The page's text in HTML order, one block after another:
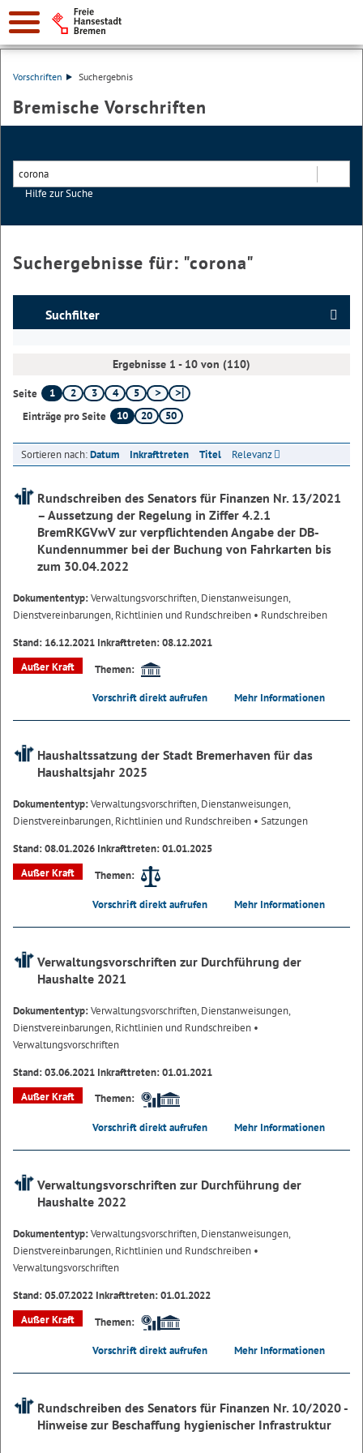
Vorschriften Suchergebnis
Bremische Vorschriften
Hilfe zur Suche
Suchergebnisse für: "corona"
Suchfilter
Ergebnisse 1 - 10 von (110)
Seite 1 2 3 4
5
Einträge pro Seite
10 20 50
Sortieren nach:Datum Inkrafttreten Titel Relevanz
Rundschreiben des Senators für Finanzen Nr. 13/2021
– Aussetzung der Regelung in Ziffer 4.2.1
BremRKGVwV zur verpflichtenden Angabe der DB-
Kundennummer bei der Buchung von Fahrkarten bis
zum 30.04.2022
Dokumententyp:Verwaltungsvorschriften, Dienstanweisungen,
Dienstvereinbarungen, Richtlinien und Rundschreiben • Rundschreiben
Stand: 16.12.2021 Inkrafttreten: 08.12.2021
Außer Kraft
Themen:
Vorschrift direkt aufrufen Mehr Informationen
Haushaltssatzung der Stadt Bremerhaven für das
Haushaltsjahr 2025
Dokumententyp:Verwaltungsvorschriften, Dienstanweisungen,
Dienstvereinbarungen, Richtlinien und Rundschreiben • Satzungen
Stand: 08.01.2026 Inkrafttreten: 01.01.2025
Außer Kraft
Themen:
Vorschrift direkt aufrufen Mehr Informationen
Verwaltungsvorschriften zur Durchführung der
Haushalte 2021
Dokumententyp:Verwaltungsvorschriften, Dienstanweisungen,
Dienstvereinbarungen, Richtlinien und Rundschreiben •
Verwaltungsvorschriften
Stand: 03.06.2021 Inkrafttreten: 01.01.2021
Außer Kraft
Themen:
Vorschrift direkt aufrufen Mehr Informationen
Verwaltungsvorschriften zur Durchführung der
Haushalte 2022
Dokumententyp:Verwaltungsvorschriften, Dienstanweisungen,
Dienstvereinbarungen, Richtlinien und Rundschreiben •
Verwaltungsvorschriften
Stand: 05.07.2022 Inkrafttreten: 01.01.2022
Außer Kraft
Themen:
Vorschrift direkt aufrufen Mehr Informationen
Rundschreiben des Senators für Finanzen Nr. 10/2020 -
Hinweise zur Beschaffung hygienischer Infrastruktur